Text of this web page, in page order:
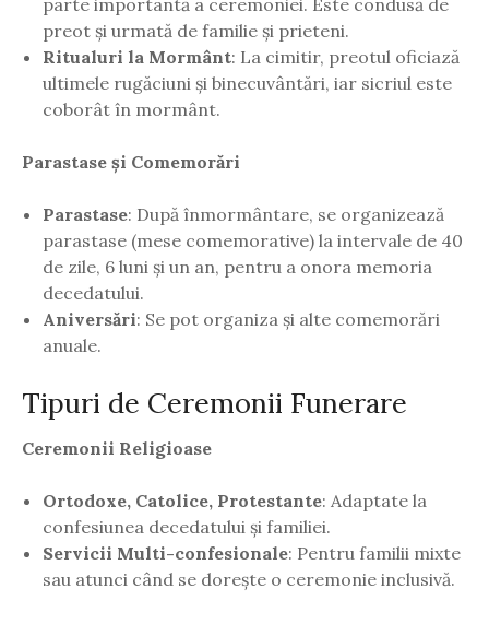
parte importantă a ceremoniei. Este condusă de
preot și urmată de familie și prieteni.
Ritualuri la Mormânt: La cimitir, preotul oficiază
ultimele rugăciuni și binecuvântări, iar sicriul este
coborât în mormânt.
Parastase și Comemorări
Parastase: După înmormântare, se organizează
parastase (mese comemorative) la intervale de 40
de zile, 6 luni și un an, pentru a onora memoria
decedatului.
Aniversări: Se pot organiza și alte comemorări
anuale.
Tipuri de Ceremonii Funerare
Ceremonii Religioase
Ortodoxe, Catolice, Protestante: Adaptate la
confesiunea decedatului și familiei.
Servicii Multi-confesionale: Pentru familii mixte
sau atunci când se dorește o ceremonie inclusivă.